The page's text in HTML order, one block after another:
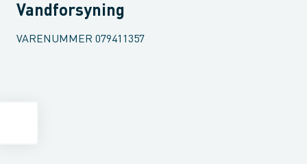
Vandforsyning
VARENUMMER 079411357